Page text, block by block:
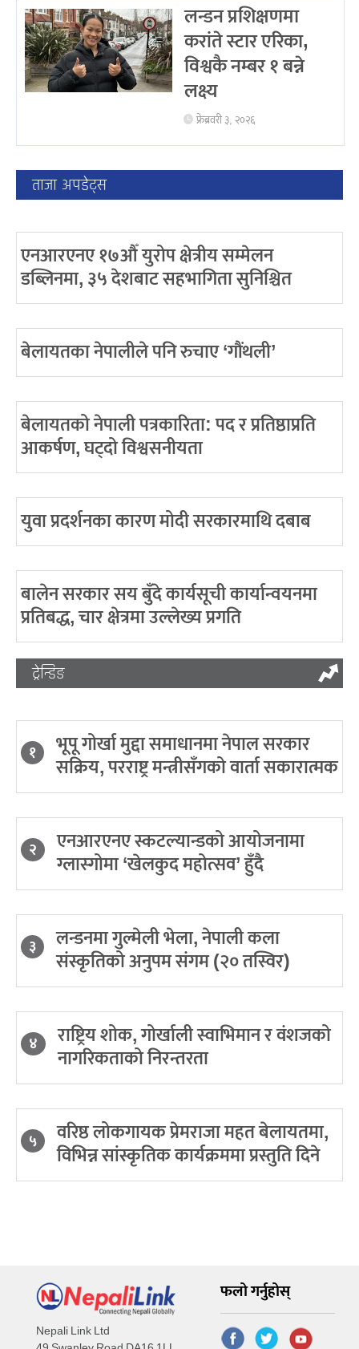
लन्डन प्रशिक्षणमा
करांते स्टार एरिका,
विश्वकै नम्बर १ बन्ने
लक्ष्य
फ्रेब्रवरी ३, २०२६
ताजा अपडेट्स
एनआरएनए १७औँ युरोप क्षेत्रीय सम्मेलन
डब्लिनमा, ३५ देशबाट सहभागिता सुनिश्चित
बेलायतका नेपालीले पनि रुचाए ‘गौंथली’
बेलायतको नेपाली पत्रकारिता: पद र प्रतिष्ठाप्रति
आकर्षण, घट्दो विश्वसनीयता
युवा प्रदर्शनका कारण मोदी सरकारमाथि दबाब
बालेन सरकार सय बुँदे कार्यसूची कार्यान्वयनमा
प्रतिबद्ध, चार क्षेत्रमा उल्लेख्य प्रगति
ट्रेन्डिङ
१ भूपू गोर्खा मुद्दा समाधानमा नेपाल सरकार
सक्रिय, परराष्ट्र मन्त्रीसँगको वार्ता सकारात्मक
२ एनआरएनए स्कटल्यान्डको आयोजनामा
ग्लास्गोमा ‘खेलकुद महोत्सव’ हुँदै
३ लन्डनमा गुल्मेली भेला, नेपाली कला
संस्कृतिको अनुपम संगम (२० तस्विर)
४ राष्ट्रिय शोक, गोर्खाली स्वाभिमान र वंशजको
नागरिकताको निरन्तरता
५ वरिष्ठ लोकगायक प्रेमराजा महत बेलायतमा,
विभिन्न सांस्कृतिक कार्यक्रममा प्रस्तुति दिने
Nepali Link Ltd
फलो गर्नुहोस्